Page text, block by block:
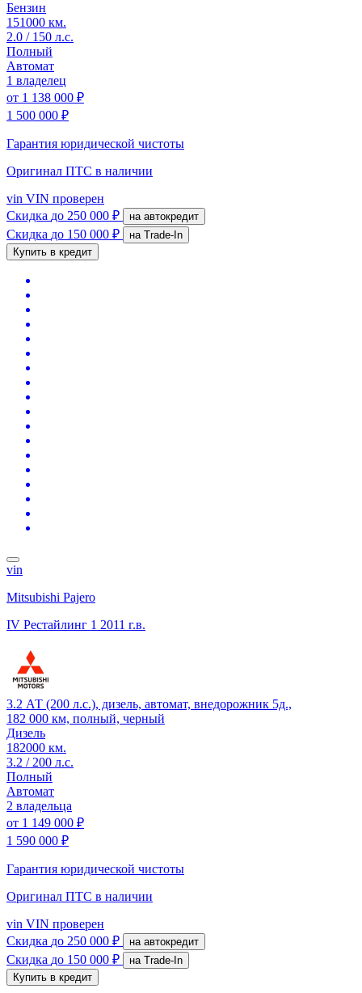
Бензин
151000 км.
2.0 / 150 л.с.
Полный
Автомат
1 владелец
от 1 138 000 ₽
1 500 000 ₽
Гарантия юридической чистоты
Оригинал ПТС в наличии
vin VIN проверен
Скидка до 250 000 ₽ на автокредит
Скидка до 150 000 ₽
на Trade-In
Купить в кредит
vin
Mitsubishi Pajero
IV Рестайлинг 1 2011 г.в.
3.2 АТ (200 л.с.), дизель, автомат, внедорожник 5д.,
182 000 км, полный, черный
Дизель
182000 км.
3.2 / 200 л.с.
Полный
Автомат
2 владельца
от 1 149 000 ₽
1 590 000 ₽
Гарантия юридической чистоты
Оригинал ПТС в наличии
vin VIN проверен
Скидка до 250 000 ₽ на автокредит
Скидка до 150 000 ₽
на Trade-In
Купить в кредит